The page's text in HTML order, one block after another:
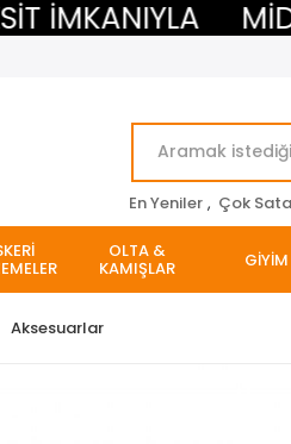
En Yeniler , Çok
OLTA &
KAMIŞLAR GİYİM
Aksesuarlar